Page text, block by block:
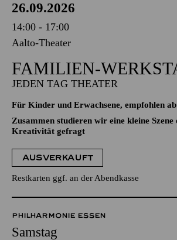
26.09.2026
14:00 - 17:00
Aalto-Theater
FAMILIEN-
JEDEN TAG THEATER
Für Kinder und Erwachsene, empfohlen
Zusammen studieren wir eine kleine
Kreativität gefragt
AUSVERKAUFT
Restkarten ggf. an der Abendkasse
PHILHARMONIE ESSEN
Samstag